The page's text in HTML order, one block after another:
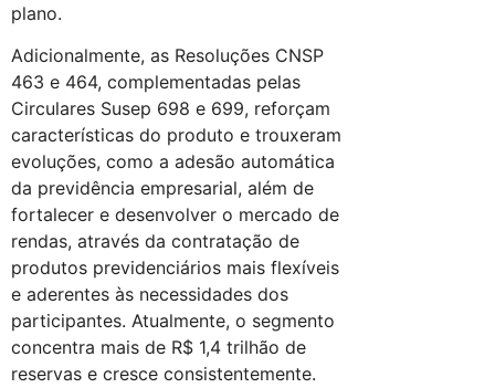
plano.
Adicionalmente, as Resoluções CNSP
463 e 464, complementadas pelas
Circulares Susep 698 e 699, reforçam
características do produto e trouxeram
evoluções, como a adesão automática
da previdência empresarial, além de
fortalecer e desenvolver o mercado de
rendas, através da contratação de
produtos previdenciários mais flexíveis
e aderentes às necessidades dos
participantes. Atualmente, o segmento
concentra mais de R$ 1,4 trilhão de
reservas e cresce consistentemente.